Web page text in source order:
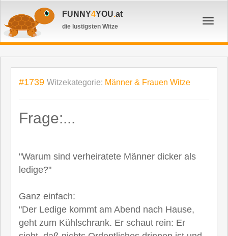
FUNNY4YOU.at
die lustigsten Witze
#1739 Witzekategorie: Männer & Frauen Witze
Frage:...
"Warum sind verheiratete Männer dicker als
ledige?"
Ganz einfach:
"Der Ledige kommt am Abend nach Hause,
geht zum Kühlschrank. Er schaut rein: Er